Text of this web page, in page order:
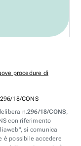
procedure di
18/CONS
n.296/18/CONS,
con riferimento
si comunica
è possibile accedere